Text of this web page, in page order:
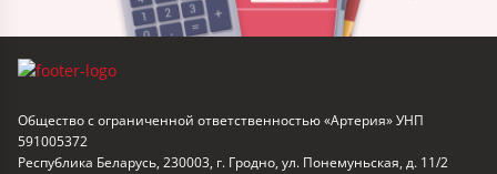
Общество с ограниченной ответственностью «Артерия» УНП
591005372
Республика Беларусь, 230003, г. Гродно, ул. Понемуньская, д. 11/2